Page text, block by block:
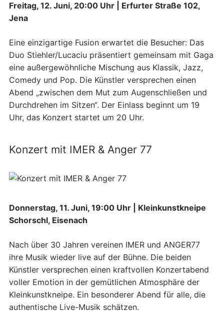
Freitag, 12. Juni, 20:00 Uhr | Erfurter Straße 102,
Jena
Eine einzigartige Fusion erwartet die Besucher: Das
Duo Stiehler/Lucaciu präsentiert gemeinsam mit Gaga
eine außergewöhnliche Mischung aus Klassik, Jazz,
Comedy und Pop. Die Künstler versprechen einen
Abend „zwischen dem Mut zum Augenschließen und
Durchdrehen im Sitzen“. Der Einlass beginnt um 19
Uhr, das Konzert startet um 20 Uhr.
Konzert mit IMER & Anger 77
Donnerstag, 11. Juni, 19:00 Uhr | Kleinkunstkneipe
Schorschl, Eisenach
Nach über 30 Jahren vereinen IMER und ANGER77
ihre Musik wieder live auf der Bühne. Die beiden
Künstler versprechen einen kraftvollen Konzertabend
voller Emotion in der gemütlichen Atmosphäre der
Kleinkunstkneipe. Ein besonderer Abend für alle, die
authentische Live-Musik schätzen.